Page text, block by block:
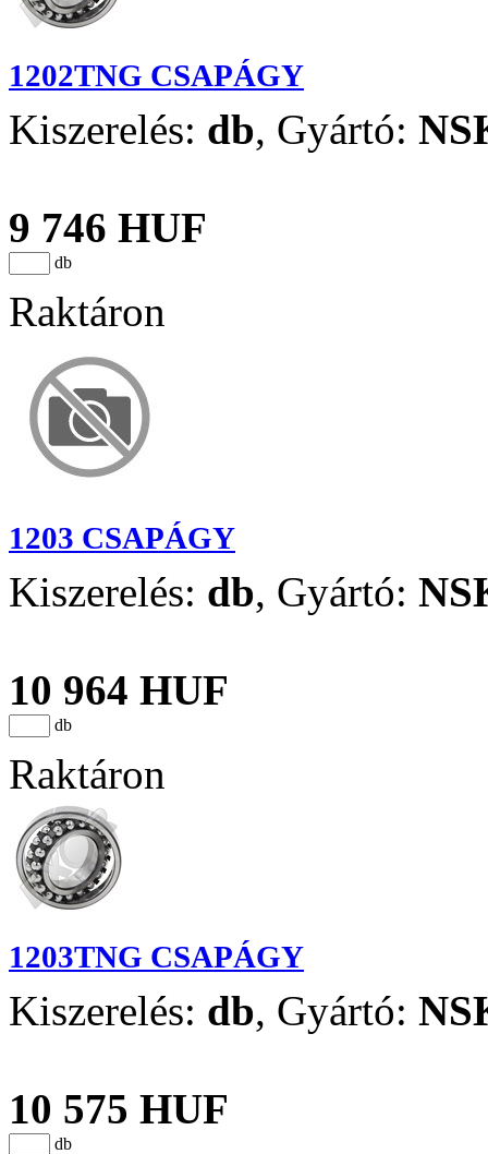
1202TNG CSAPÁGY
Kiszerelés: db, Gyártó:
9 746 HUF
db
Raktáron
1203 CSAPÁGY
Kiszerelés: db, Gyártó:
10 964 HUF
db
Raktáron
1203TNG CSAPÁGY
Kiszerelés: db, Gyártó:
10 575 HUF
db